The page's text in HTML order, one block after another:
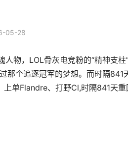
05-28
人物，LOL骨灰电竞粉的“精神支
那个追逐冠军的梦想。而时隔
上单Flandre、打野Cl,时隔841天重